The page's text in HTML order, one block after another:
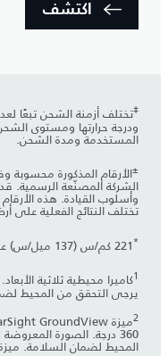
اكتشف
‡تختلف أزمنة الشحن تبعًا
ودرجة حرارتها ومستوى
المستخدمة ومدة الشحن.
±
الشركة المصنّعة الرسمية.
وأسلوب القيادة. هذه
تختلف النتائج الفعلية على
*221 كم/س (137 ميل/س) عند التجهيز بعجلات قياس 18 بوصة.
1كاميرا محيطية ثلاثية
يرجى التحقق من المحيط
2
360 درجة. الصورة
المحيط لضمان السلامة. ميزة